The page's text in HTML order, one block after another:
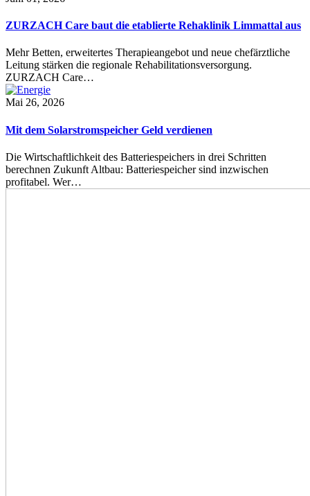
ZURZACH Care baut die etablierte Rehaklinik Limmattal aus
Mehr Betten, erweitertes Therapieangebot und neue chefärztliche
Leitung stärken die regionale Rehabilitationsversorgung.
ZURZACH Care…
Mai 26, 2026
Mit dem Solarstromspeicher Geld verdienen
Die Wirtschaftlichkeit des Batteriespeichers in drei Schritten
berechnen Zukunft Altbau: Batteriespeicher sind inzwischen
profitabel. Wer…